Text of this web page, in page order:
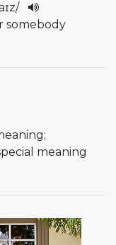
/
somebody
meaning